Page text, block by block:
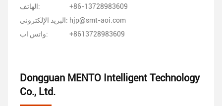
الهاتف:
+86-13728983609
البريد الإلكتروني: hjp@smt-aoi.com
واتس اب:
+8613728983609
Dongguan MENTO Intelligent Technology
Co., Ltd.